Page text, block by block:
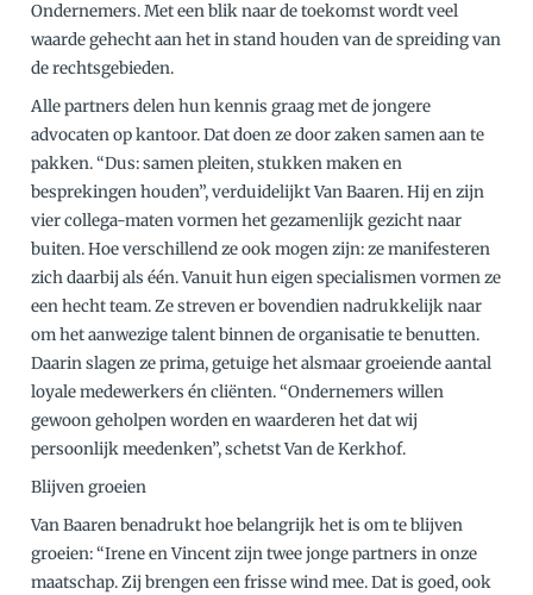
Ondernemers. Met een blik naar de toekomst wordt veel
waarde gehecht aan het in stand houden van de spreiding van
de rechtsgebieden.
Alle partners delen hun kennis graag met de jongere
advocaten op kantoor. Dat doen ze door zaken samen aan te
pakken. “Dus: samen pleiten, stukken maken en
besprekingen houden”, verduidelijkt Van Baaren. Hij en zijn
vier collega-maten vormen het gezamenlijk gezicht naar
buiten. Hoe verschillend ze ook mogen zijn: ze manifesteren
zich daarbij als één. Vanuit hun eigen specialismen vormen ze
een hecht team. Ze streven er bovendien nadrukkelijk naar
om het aanwezige talent binnen de organisatie te benutten.
Daarin slagen ze prima, getuige het alsmaar groeiende aantal
loyale medewerkers én cliënten. “Ondernemers willen
gewoon geholpen worden en waarderen het dat wij
persoonlijk meedenken”, schetst Van de Kerkhof.
Blijven groeien
Van Baaren benadrukt hoe belangrijk het is om te blijven
groeien: “Irene en Vincent zijn twee jonge partners in onze
maatschap. Zij brengen een frisse wind mee. Dat is goed, ook